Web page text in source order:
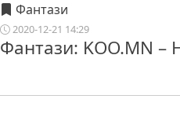
Фантази
2020-12-21 14:29
Фантази: KOO.MN –